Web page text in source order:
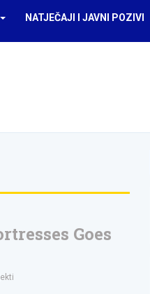
NATJEČAJI I JAVNI POZIVI
Goes